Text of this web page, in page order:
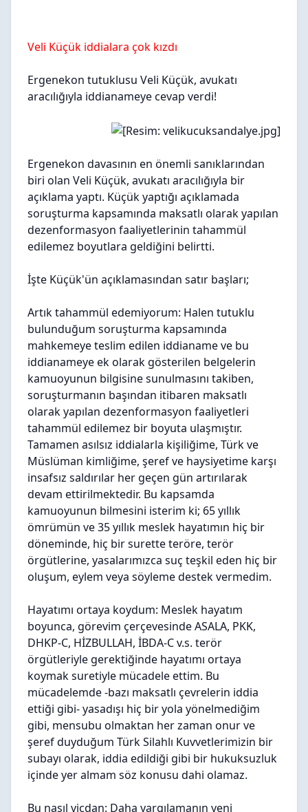
Veli Küçük iddialara çok kızdı
Ergenekon tutuklusu Veli Küçük, avukatı
aracılığıyla iddianameye cevap verdi!
Ergenekon davasının en önemli sanıklarından
biri olan Veli Küçük, avukatı aracılığıyla bir
açıklama yaptı. Küçük yaptığı açıklamada
soruşturma kapsamında maksatlı olarak yapılan
dezenformasyon faaliyetlerinin tahammül
edilemez boyutlara geldiğini belirtti.
İşte Küçük'ün açıklamasından satır başları;
Artık tahammül edemiyorum: Halen tutuklu
bulunduğum soruşturma kapsamında
mahkemeye teslim edilen iddianame ve bu
iddianameye ek olarak gösterilen belgelerin
kamuoyunun bilgisine sunulmasını takiben,
soruşturmanın başından itibaren maksatlı
olarak yapılan dezenformasyon faaliyetleri
tahammül edilemez bir boyuta ulaşmıştır.
Tamamen asılsız iddialarla kişiliğime, Türk ve
Müslüman kimliğime, şeref ve haysiyetime karşı
insafsız saldırılar her geçen gün artırılarak
devam ettirilmektedir. Bu kapsamda
kamuoyunun bilmesini isterim ki; 65 yıllık
ömrümün ve 35 yıllık meslek hayatımın hiç bir
döneminde, hiç bir surette teröre, terör
örgütlerine, yasalarımızca suç teşkil eden hiç bir
oluşum, eylem veya söyleme destek vermedim.
Hayatımı ortaya koydum: Meslek hayatım
boyunca, görevim çerçevesinde ASALA, PKK,
DHKP-C, HİZBULLAH, İBDA-C v.s. terör
örgütleriyle gerektiğinde hayatımı ortaya
koymak suretiyle mücadele ettim. Bu
mücadelemde -bazı maksatlı çevrelerin iddia
ettiği gibi- yasadışı hiç bir yola yönelmediğim
gibi, mensubu olmaktan her zaman onur ve
şeref duyduğum Türk Silahlı Kuvvetlerimizin bir
subayı olarak, iddia edildiği gibi bir hukuksuzluk
içinde yer almam söz konusu dahi olamaz.
Bu nasıl vicdan: Daha yargılamanın yeni